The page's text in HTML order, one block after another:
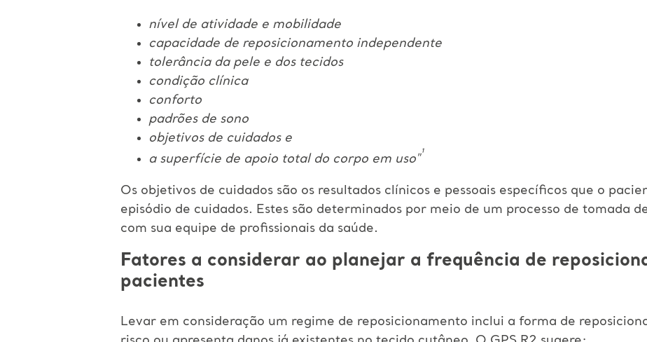
nível de atividade e mobilidade
capacidade de reposicionamento independente
tolerância da pele e dos tecidos
condição clínica
conforto
padrões de sono
objetivos de cuidados e
a superfície de apoio total do corpo em uso"¹
Os objetivos de cuidados são os resultados clínicos e pessoais específicos que o
episódio de cuidados. Estes são determinados por meio de um processo de tomada
com sua equipe de profissionais da saúde.
Fatores a considerar ao planejar a frequência de
pacientes
Levar em consideração um regime de reposicionamento inclui a forma de